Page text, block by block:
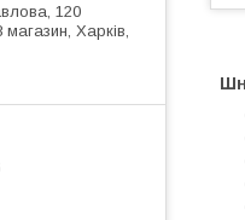
120
Харків,